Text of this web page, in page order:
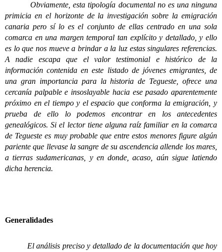
Obviamente, esta tipología documental no es una ninguna
primicia en el horizonte de la investigación sobre la emigración
canaria pero sí lo es el conjunto de ellas centrado en una sola
comarca en una margen temporal tan explícito y detallado, y ello
es lo que nos mueve a brindar a la luz estas singulares referencias.
A nadie escapa que el valor testimonial e histórico de la
información contenida en este listado de jóvenes emigrantes, de
una gran importancia para la historia de Tegueste, ofrece una
cercanía palpable e insoslayable hacia ese pasado aparentemente
próximo en el tiempo y el espacio que conforma la emigración, y
prueba de ello lo podemos encontrar en los antecedentes
genealógicos. Si el lector tiene alguna raíz familiar en la comarca
de Tegueste es muy probable que entre estos menores figure algún
pariente que llevase la sangre de su ascendencia allende los mares,
a tierras sudamericanas, y en donde, acaso, aún sigue latiendo
dicha herencia.
Generalidades
El análisis preciso y detallado de la documentación que hoy